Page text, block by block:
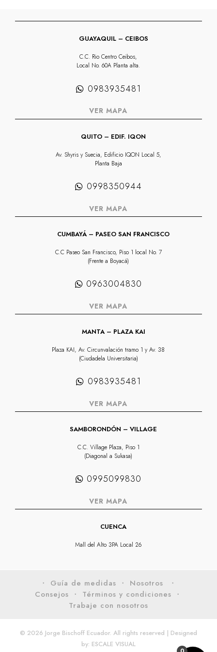
GUAYAQUIL – CEIBOS
C.C. Rio Centro Ceibos,
Local No. 60A Planta alta.
0983935481
VER MAPA
QUITO – EDIF. IQON
Av. Shyris y Suecia, Edificio IQON Local 5,
Planta Baja
0998350944
VER MAPA
CUMBAYÁ – PASEO SAN FRANCISCO
C.C Paseo San Francisco, Piso 1 local No. 7
(Frente a Boyacá)
0963004830
VER MAPA
MANTA – PLAZA KAI
Plaza KAI, Av. Circunvalación tramo 1 y Av. 38
(Ciudadela Universitaria)
0983935481
VER MAPA
SAMBORONDÓN – VILLAGE
C.C. Village Plaza, Piso 1
(Diagonal a Sukasa)
0995099830
VER MAPA
CUENCA
Mall del Alto 3PA Local 26
・ Guía de medidas ・ Nosotros
・
Consejos ・ Términos y condiciones ・
Trabaje con nosotros
© 2026 Jorge Bischoff Ecuador. All rights reserved | Designed
by: ESCALE VISUAL